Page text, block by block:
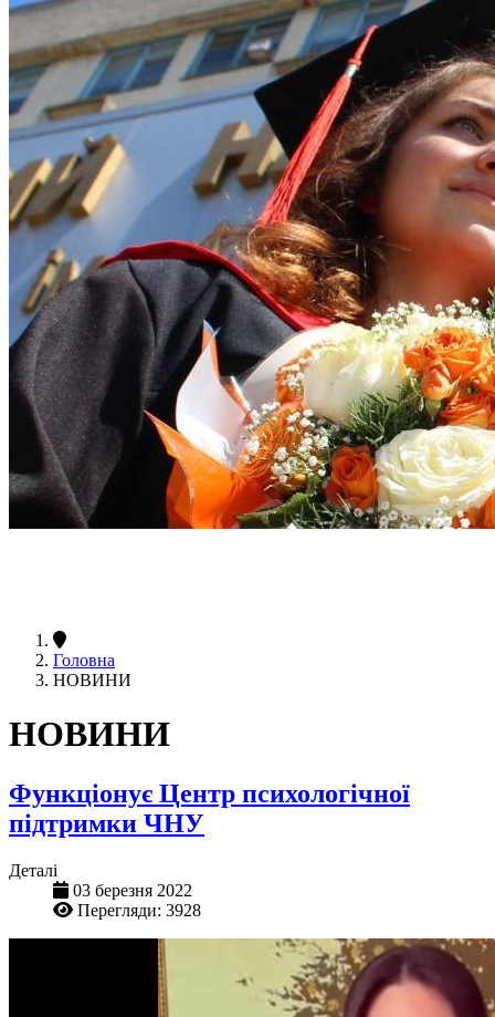
Головна
НОВИНИ
НОВИНИ
Функціонує Центр психологічної
підтримки ЧНУ
Деталі
03 березня 2022
Перегляди: 3928